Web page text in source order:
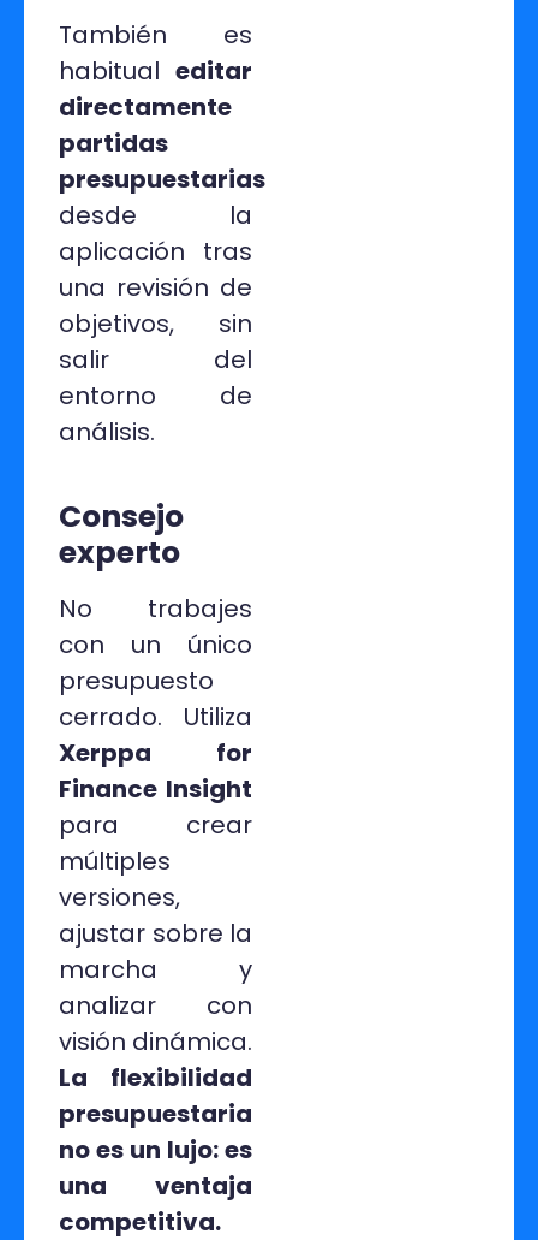
También es
habitualeditar
directamente
partidas
presupuestarias
desde la
aplicación tras
una revisión de
objetivos, sin
salir del
entorno de
análisis.
Consejo
experto
No trabajes
con un único
presupuesto
cerrado. Utiliza
Xerppa for
Finance Insight
para crear
múltiples
versiones,
ajustar sobre la
marcha y
analizar con
visión dinámica.
La flexibilidad
presupuestaria
no es un lujo: es
una ventaja
competitiva.